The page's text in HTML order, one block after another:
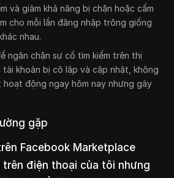
và giảm khả năng bị chặn hoặc cấm
cho mỗi lần đăng nhập trông giống
nhau.
ngăn chặn sự cố tìm kiếm trên thị
khoản bị cô lập và cập nhật, không
động ngay hôm nay nhưng gây
gặp
Facebook Marketplace
điện thoại của tôi nhưng